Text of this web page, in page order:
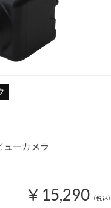
ューカメラ
￥15,290 （税込）